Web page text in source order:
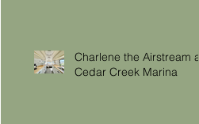
Charlene the Airstream at
Cedar Creek Marina